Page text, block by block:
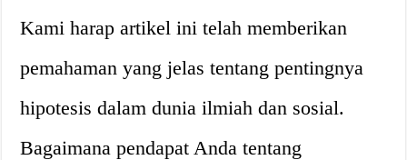
Kami harap artikel ini telah memberikan
pemahaman yang jelas tentang pentingnya
hipotesis dalam dunia ilmiah dan sosial.
Bagaimana pendapat Anda tentang